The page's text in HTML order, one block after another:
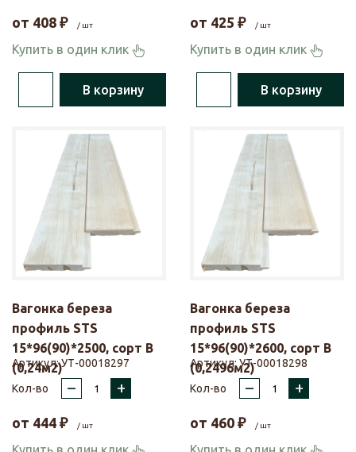
от 408 ₽ / шт
Купить в один клик
В корзину
от 425 ₽ / шт
Купить в один клик
В корзину
Вагонка береза
профиль STS
15*96(90)*2500, сорт В
(0,24м2)
Артикул:УТ-00018297
Кол-во
– +
от 444 ₽ / шт
Вагонка береза
профиль STS
15*96(90)*2600, сорт В
(0,2496м2)
Артикул:УТ-00018298
Кол-во
– +
от 460 ₽ / шт